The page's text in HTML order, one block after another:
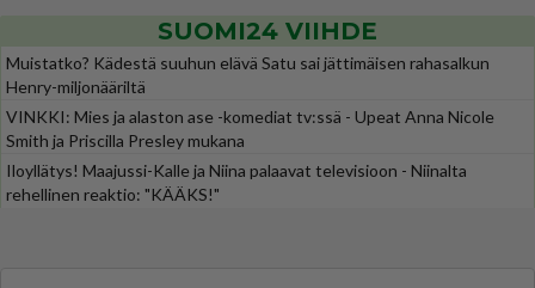
SUOMI24 VIIHDE
Muistatko? Kädestä suuhun elävä Satu sai jättimäisen rahasalkun
Henry-miljonääriltä
VINKKI: Mies ja alaston ase -komediat tv:ssä - Upeat Anna Nicole
Smith ja Priscilla Presley mukana
Iloyllätys! Maajussi-Kalle ja Niina palaavat televisioon - Niinalta
rehellinen reaktio: "KÄÄKS!"